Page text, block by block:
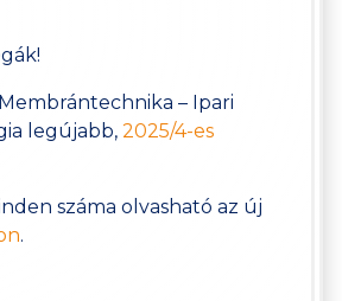
– Ipari
legújabb, 2025/4-es
száma olvasható az új
.